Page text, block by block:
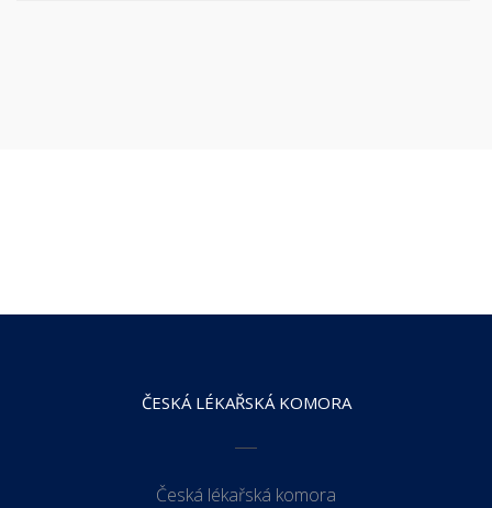
ČESKÁ LÉKAŘSKÁ KOMORA
Česká lékařská komora